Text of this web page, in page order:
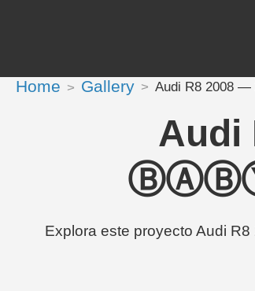
Home Gallery Audi R8 2008
Audi
Explora este proyecto Audi